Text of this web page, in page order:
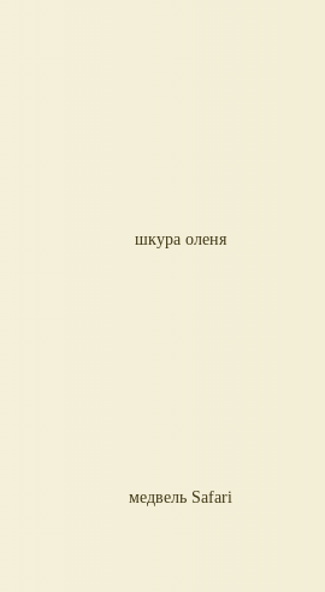
шкура оленя
медвель Safari